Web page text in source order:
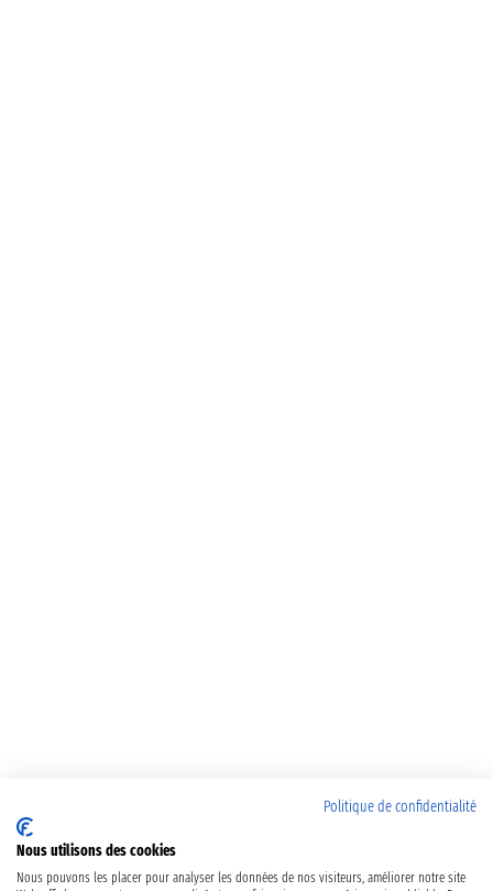
Politique de confidentialité
Nous utilisons des cookies
Nous pouvons les placer pour analyser les données de nos visiteurs, améliorer notre site